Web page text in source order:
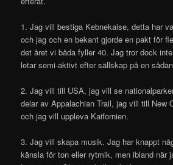
1. Jag vill bestiga Kebnekaise, detta har
och jag och en bekant gjorde en pakt för
det året vi båda fyller 40. Jag tror dock
letar semi-aktivt efter sällskap på en
2. Jag vill till USA, jag vill se
delar av Appalachian Trail, jag vill till New
och jag vill uppleva Kaifornien.
3. Jag vill skapa musik. Jag har knappt
känsla för ton eller rytmik, men ibland när